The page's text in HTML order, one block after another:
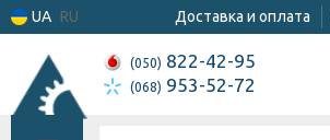
UA RU Доставка и оплата
(050) 822-42-95
(068) 953-52-72